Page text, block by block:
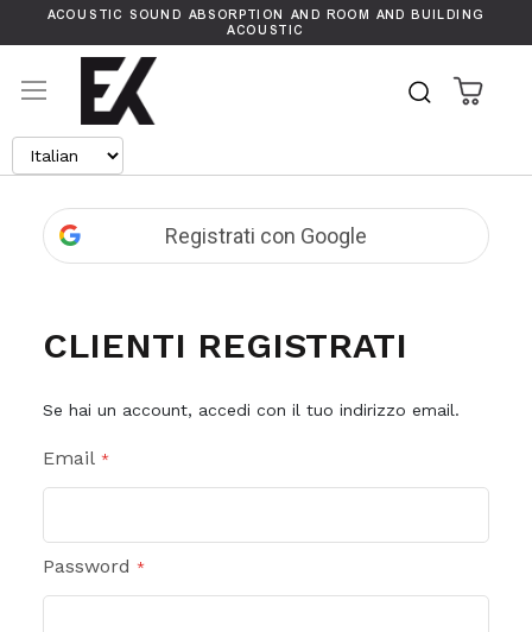
ACOUSTIC SOUND ABSORPTION AND ROOM AND BUILDING
ACOUSTIC
Search
Registrati con Google
CLIENTI REGISTRATI
Se hai un account, accedi con il tuo indirizzo email.
Email
Password